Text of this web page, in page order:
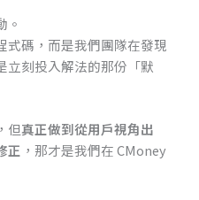
。
式碼，而是我們團隊在發現
立刻投入解法的那份「默
但真正做到從用戶視角出
正 ，那才是我們在 CMoney